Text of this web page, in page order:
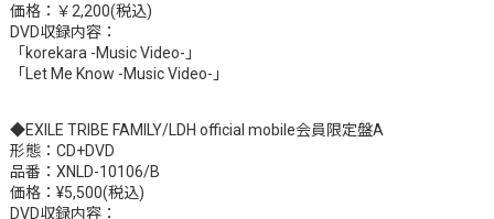
価格：￥2,200(税込)
DVD収録内容：
「korekara -Music Video-」
「Let Me Know -Music Video-」
◆EXILE TRIBE FAMILY/LDH official mobile会員限定盤A
形態：CD+DVD
品番：XNLD-10106/B
価格：¥5,500(税込)
DVD収録内容：